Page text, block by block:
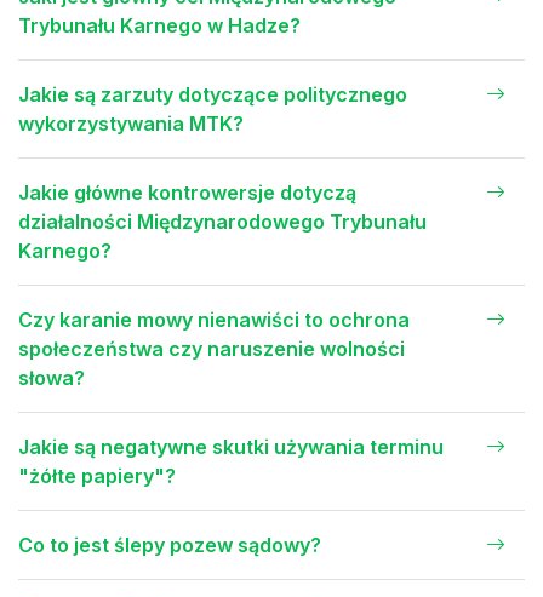
Trybunału Karnego w Hadze?
Jakie są zarzuty dotyczące politycznego
wykorzystywania MTK?
Jakie główne kontrowersje dotyczą
działalności Międzynarodowego Trybunału
Karnego?
Czy karanie mowy nienawiści to ochrona
społeczeństwa czy naruszenie wolności
słowa?
Jakie są negatywne skutki używania terminu
"żółte papiery"?
Co to jest ślepy pozew sądowy?